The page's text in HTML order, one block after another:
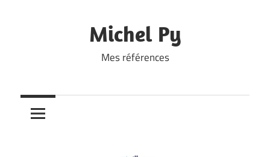
Michel Py
Mes références